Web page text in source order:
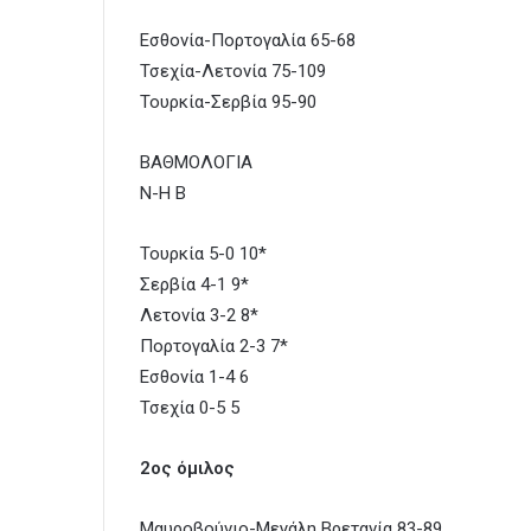
Εσθονία-Πορτογαλία 65-68
Τσεχία-Λετονία 75-109
Τουρκία-Σερβία 95-90
ΒΑΘΜΟΛΟΓΙΑ
Ν-Η Β
Τουρκία 5-0 10*
Σερβία 4-1 9*
Λετονία 3-2 8*
Πορτογαλία 2-3 7*
Εσθονία 1-4 6
Τσεχία 0-5 5
2ος όμιλος